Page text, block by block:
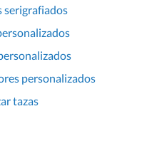
serigrafiados
personalizados
tazas